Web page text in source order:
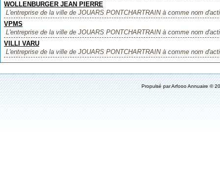
WOLLENBURGER JEAN PIERRE
L'entreprise de la ville de JOUARS PONTCHARTRAIN à comme nom
VPMS
L'entreprise de la ville de JOUARS PONTCHARTRAIN à comme nom
VILLI VARU
L'entreprise de la ville de JOUARS PONTCHARTRAIN à comme nom
Propulsé parArfooo Annuaire ©